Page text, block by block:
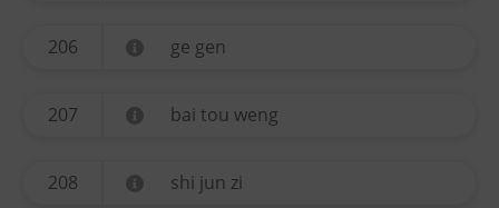
206 ge gen
207 bai tou weng
208 shi jun zi